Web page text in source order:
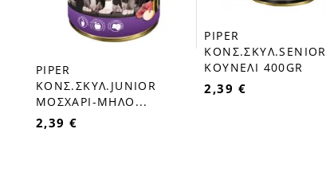
favorite_border
PIPER
ΚΟΝΣ.ΣΚΥΛ.JUNIOR
ΜΟΣΧΑΡΙ-ΜΗΛΟ...
2,39 €
favorite_border
PIPER
ΚΟΝΣ.ΣΚΥΛ.SENIOR
ΚΟΥΝΕΛΙ 400GR
2,39 €